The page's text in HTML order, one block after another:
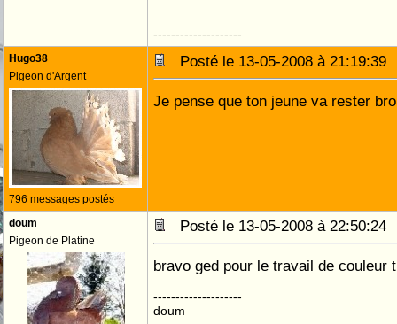
--------------------
Hugo38
Pigeon d'Argent
796 messages postés
Posté le 13-05-2008 à
Je pense que ton jeune va rester
doum
Pigeon de Platine
Posté le 13-05-2008 à
bravo ged pour le travail de couleur
--------------------
doum